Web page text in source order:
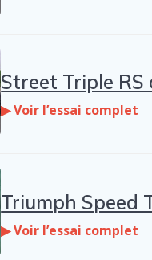
Street Triple RS
▶ Voir l’essai complet
Triumph Speed
▶ Voir l’essai complet